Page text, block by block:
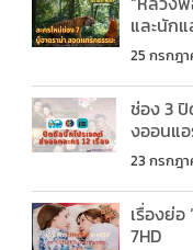
และนัก
25 กรกฎ
ช่อง 3 ปิ
งออนแ
23 กรกฎ
เรื่องย่
7HD